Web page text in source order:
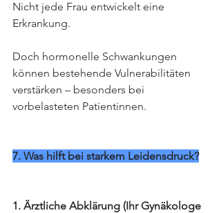
Nicht jede Frau entwickelt eine
Erkrankung.
Doch hormonelle Schwankungen
können bestehende Vulnerabilitäten
verstärken – besonders bei
vorbelasteten Patientinnen.
7. Was hilft bei starkem Leidensdruck?
1. Ärztliche Abklärung (Ihr Gynäkologe